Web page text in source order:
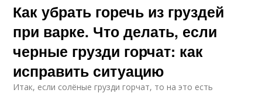
Как убрать горечь из груздей
при варке. Что делать, если
черные грузди горчат: как
исправить ситуацию
Итак, если солёные грузди горчат, то на это есть